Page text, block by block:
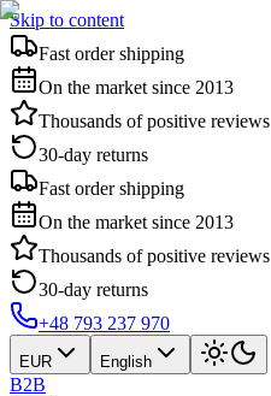
Skip to content
Fast order shipping
On the market since 2013
Thousands of positive reviews
30-day returns
Fast order shipping
On the market since 2013
Thousands of positive reviews
30-day returns
+48 793 237 970
EUR English
B2B